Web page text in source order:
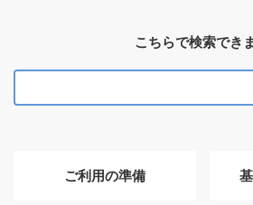
こちらで検索でき
ご利用の準備